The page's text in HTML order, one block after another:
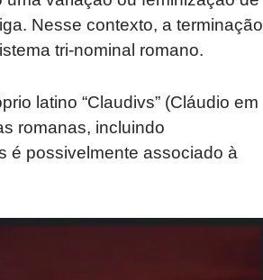
Nesse contexto, a terminação
tri-nominal romano.
latino “Claudivs” (Cláudio em
romanas, incluindo
é possivelmente associado à